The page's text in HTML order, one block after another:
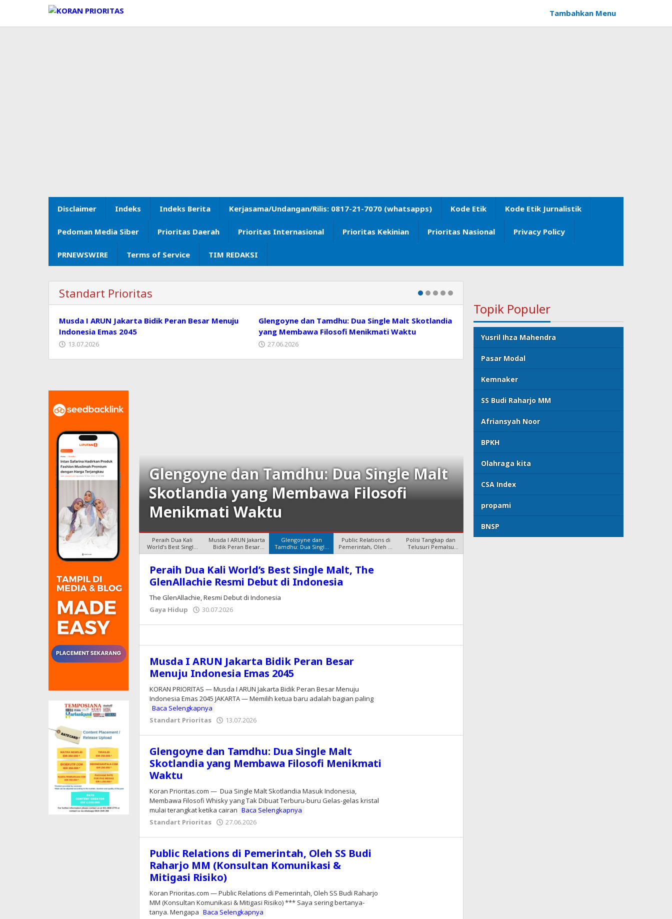
konten
Tambahkan Menu
Disclaimer Indeks Indeks Berita Kerjasama/Undangan/Rilis: 0817-21-7070 (whatsapps) Kode Etik Kode Etik Jurnalistik
Pedoman Media Siber Prioritas Daerah Prioritas Internasional Prioritas Kekinian Prioritas Nasional Privacy Policy
PRNEWSWIRE Terms of Service TIM REDAKSI
Standart Prioritas
Musda I ARUN Jakarta Bidik Peran Besar Menuju
Indonesia Emas 2045
13.07.2026
Glengoyne dan Tamdhu: Dua Single Malt Skotlandia
yang Membawa Filosofi Menikmati Waktu
27.06.2026
Peran Besar
Glengoyne dan Tamdhu: Dua Single Malt
Skotlandia yang Membawa Filosofi
Menikmati Waktu
Public Relations di
Budi Raharjo MM
& Mitigasi Risiko)
Peraih Dua Kali
World’s Best Single
Malt, The
Musda I ARUN Jakarta
Bidik Peran Besar
Menuju
Glengoyne dan
Tamdhu: Dua Single
Malt Skotlan
Public Relations di
Pemerintah, Oleh SS
Budi
Polisi Tangkap dan
Telusuri Pemalsu
Cover Maj
KORAN
PRIORITAS
Peraih Dua Kali World’s Best Single Malt, The
GlenAllachie Resmi Debut di Indonesia
The GlenAllachie, Resmi Debut di Indonesia
Gaya Hidup
30.07.2026
Musda I ARUN Jakarta Bidik Peran Besar
Menuju Indonesia Emas 2045
KORAN PRIORITAS — Musda I ARUN Jakarta Bidik Peran Besar Menuju
Indonesia Emas 2045 JAKARTA — Memilih ketua baru adalah bagian paling
Baca Selengkapnya
Standart Prioritas
13.07.2026
Glengoyne dan Tamdhu: Dua Single Malt
Skotlandia yang Membawa Filosofi Menikmati
Waktu
Koran Prioritas.com — Dua Single Malt Skotlandia Masuk Indonesia,
Membawa Filosofi Whisky yang Tak Dibuat Terburu-buru Gelas-gelas kristal
mulai terangkat ketika cairan Baca Selengkapnya
Standart Prioritas
27.06.2026
Public Relations di Pemerintah, Oleh SS Budi
Raharjo MM (Konsultan Komunikasi &
Mitigasi Risiko)
Koran Prioritas.com — Public Relations di Pemerintah, Oleh SS Budi Raharjo
MM (Konsultan Komunikasi & Mitigasi Risiko) *** Saya sering bertanya-
tanya. Mengapa Baca Selengkapnya
Topik Populer
Yusril Ihza Mahendra
Pasar Modal
Kemnaker
SS Budi Raharjo MM
Afriansyah Noor
BPKH
Olahraga kita
CSA Index
propami
BNSP